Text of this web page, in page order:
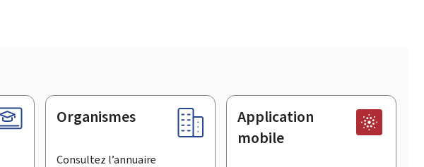
Organismes
Consultez l’annuaire
Application
mobile